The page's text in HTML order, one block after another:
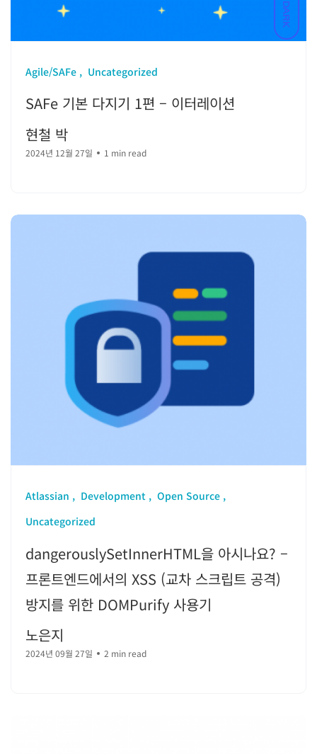
DARK
Agile/SAFe Uncategorized
SAFe 기본 다지기 1편 – 이터레이션
현철 박
2024년 12월 27일 1 min read
Atlassian Development
Open Source
Uncategorized
dangerouslySetInnerHTML을 아시나요? –
프론트엔드에서의 XSS (교차 스크립트 공격)
방지를 위한 DOMPurify 사용기
노은지
2024년 09월 27일 2 min read